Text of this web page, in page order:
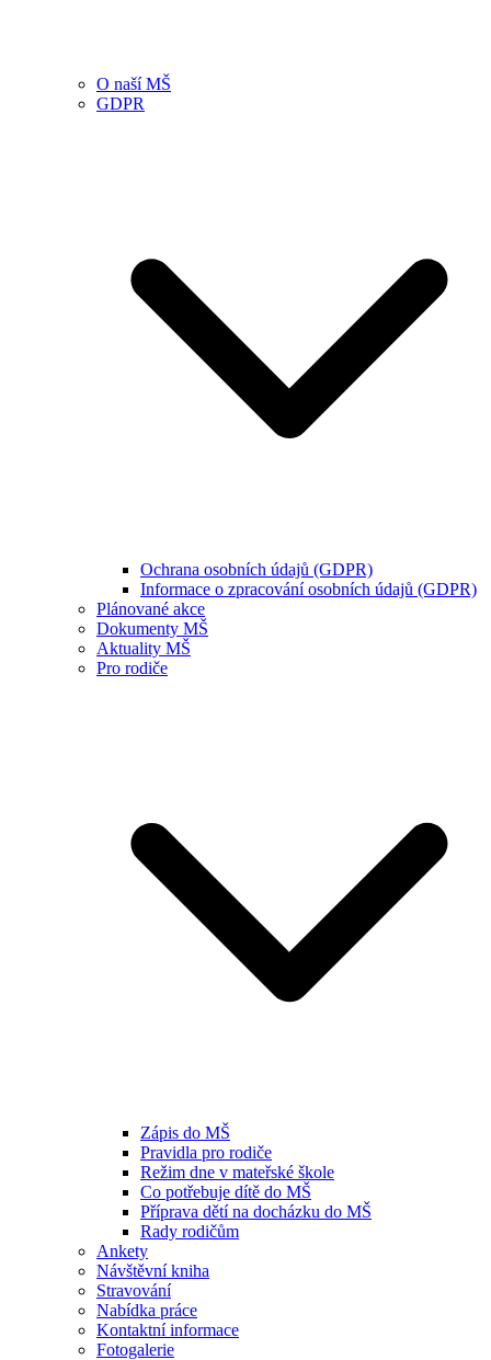
O naší MŠ
GDPR
Ochrana osobních údajů (GDPR)
Informace o zpracování osobních údajů (GDPR)
Plánované akce
Dokumenty MŠ
Aktuality MŠ
Pro rodiče
Zápis do MŠ
Pravidla pro rodiče
Režim dne v mateřské škole
Co potřebuje dítě do MŠ
Příprava dětí na docházku do MŠ
Rady rodičům
Ankety
Návštěvní kniha
Stravování
Nabídka práce
Kontaktní informace
Fotogalerie